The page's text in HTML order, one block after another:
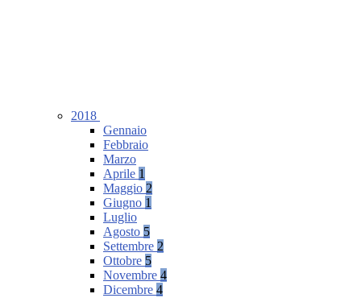
2018
Gennaio
Febbraio
Marzo
Aprile 1
Maggio 2
Giugno 1
Luglio
Agosto 5
Settembre 2
Ottobre 5
Novembre 4
Dicembre 4